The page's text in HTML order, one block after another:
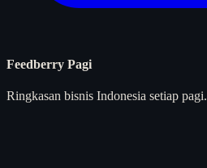
Feedberry Pagi
Ringkasan bisnis Indonesia setiap pagi.